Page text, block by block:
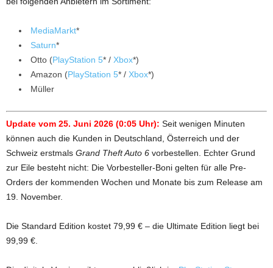
MediaMarkt*
Saturn*
Otto (PlayStation 5* / Xbox*)
Amazon (PlayStation 5* / Xbox*)
Müller
Update vom 25. Juni 2026 (0:05 Uhr): Seit wenigen Minuten
können auch die Kunden in Deutschland, Österreich und der
Schweiz erstmals Grand Theft Auto 6 vorbestellen. Echter Grund
zur Eile besteht nicht: Die Vorbesteller-Boni gelten für alle Pre-
Orders der kommenden Wochen und Monate bis zum Release am
19. November.
Die Standard Edition kostet 79,99 € – die Ultimate Edition liegt bei
99,99 €.